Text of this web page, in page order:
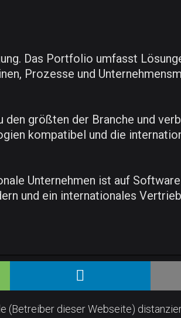
Das Portfolio umfasst
Prozesse und
größten der Branche und
kompatibel und die
Unternehmen ist auf
und ein internationales
(Betreiber dieser Webseite)